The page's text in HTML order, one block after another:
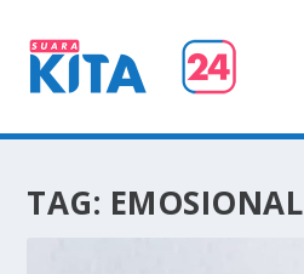
TAG: EMOSIONAL